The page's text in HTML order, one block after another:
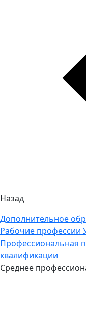
Назад
Дополнительное
Рабочие профессии
Профессиональная
квалификации
Среднее